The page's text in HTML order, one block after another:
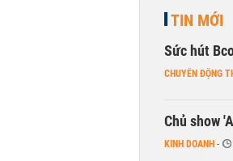
TIN MỚI
Sức hút
CHUYỂN ĐỘNG
Chủ show
KINH DOANH -